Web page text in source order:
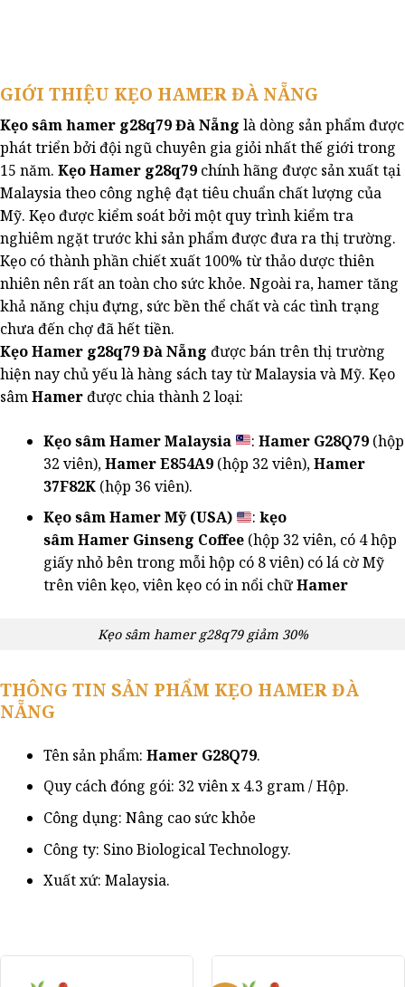
thể.
Các
tùy
chọn
có
thể
được
chọn
trên
trang
sản
phẩm
GIỚI THIỆU KẸO HAMER ĐÀ NẴNG
Kẹo sâm hamer g28q79 Đà Nẵng là dòng sản phẩm được
phát triển bởi đội ngũ chuyên gia giỏi nhất thế giới trong
15 năm. Kẹo Hamer g28q79 chính hãng được sản xuất tại
Malaysia theo công nghệ đạt tiêu chuẩn chất lượng của
Mỹ. Kẹo được kiểm soát bởi một quy trình kiểm tra
nghiêm ngặt trước khi sản phẩm được đưa ra thị trường.
Kẹo có thành phần chiết xuất 100% từ thảo dược thiên
nhiên nên rất an toàn cho sức khỏe. Ngoài ra, hamer tăng
khả năng chịu đựng, sức bền thể chất và các tình trạng
chưa đến chợ đã hết tiền.
Kẹo Hamer g28q79 Đà Nẵng được bán trên thị trường
hiện nay chủ yếu là hàng sách tay từ Malaysia và Mỹ. Kẹo
sâmHamerđược chia thành 2 loại:
Kẹo sâm Hamer Malaysia :Hamer G28Q79 (hộp
32 viên),Hamer E854A9 (hộp 32 viên),Hamer
37F82K (hộp 36 viên).
Kẹo sâm Hamer Mỹ (USA)
:kẹo
sâmHamer Ginseng Coffee (hộp 32 viên, có 4 hộp
giấy nhỏ bên trong mỗi hộp có 8 viên) có lá cờ Mỹ
trên viên kẹo, viên kẹo có in nổi chữHamer
Kẹo sâm hamer g28q79 giảm 30%
THÔNG TIN SẢN PHẨM KẸO HAMER ĐÀ
NẴNG
Tên sản phẩm: Hamer G28Q79.
Quy cách đóng gói: 32 viên x 4.3 gram / Hộp.
Công dụng: Nâng cao sức khỏe
Công ty: Sino Biological Technology.
Xuất xứ: Malaysia.